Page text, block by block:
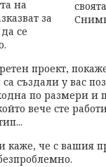
на
за
се
проект,
създали у вас
по размери
вече сте
каже, че с вашия